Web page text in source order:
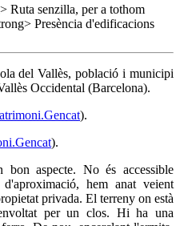
del Vallès, població i municipi
Occidental (Barcelona).
).
).
bon aspecte. No és accessible
hem anat veient
privada. El terreny on està
per un clos. Hi ha una